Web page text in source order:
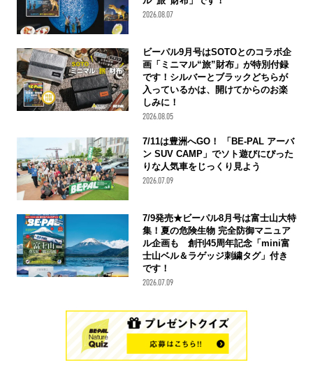
2026.08.07
ビーパル9月号はSOTOとのコラボ企
画「ミニマル“旅”財布」が特別付録
です！シルバーとブラックどちらが
入っているかは、開けてからのお楽
しみに！
2026.08.05
7/11は豊洲へGO！ 「BE-PAL アーバ
ン SUV CAMP」でソト遊びにぴった
りな人気車をじっくり見よう
2026.07.09
7/9発売★ビーパル8月号は富士山大特
集！夏の危険生物 完全防御マニュア
ル企画も 創刊45周年記念「mini富
士山ベル＆ラゲッジ刺繍タグ」付き
です！
2026.07.09